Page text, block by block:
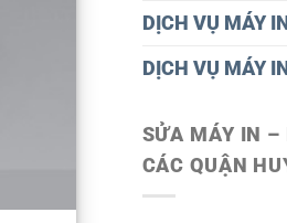
DỊCH VỤ MÁY
DỊCH VỤ MÁY
SỬA MÁY IN –
CÁC QUẬN